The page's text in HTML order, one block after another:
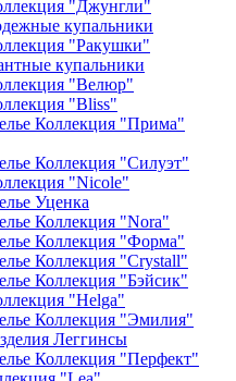
"Джунгли"
купальники
"Ракушки"
купальники
"Велюр"
"Bliss"
Коллекция "Прима"
Коллекция "Силуэт"
"Nicole"
Уценка
Коллекция "Nora"
Коллекция "Форма"
Коллекция "Crystall"
Коллекция "Бэйсик"
"Helga"
Коллекция "Эмилия"
Леггинсы
Коллекция "Перфект"